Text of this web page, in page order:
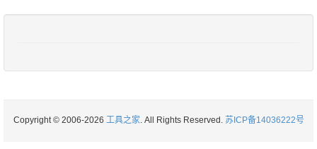
Copyright © 2006-2026 工具之家. All Rights Reserved. 苏ICP备14036222号